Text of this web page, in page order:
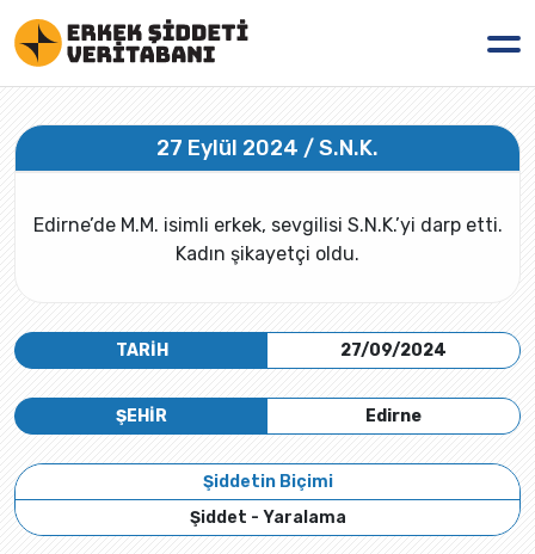
27 Eylül 2024 / S.N.K.
Edirne’de M.M. isimli erkek, sevgilisi S.N.K.’yi darp etti.
Kadın şikayetçi oldu.
TARİH 27/09/2024
Edirne
ŞEHİR
Şiddetin Biçimi
Şiddet - Yaralama